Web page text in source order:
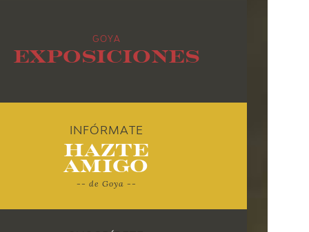
GOYA
Exposiciones
INFÓRMATE
Hazte
Amigo
-- de Goya --